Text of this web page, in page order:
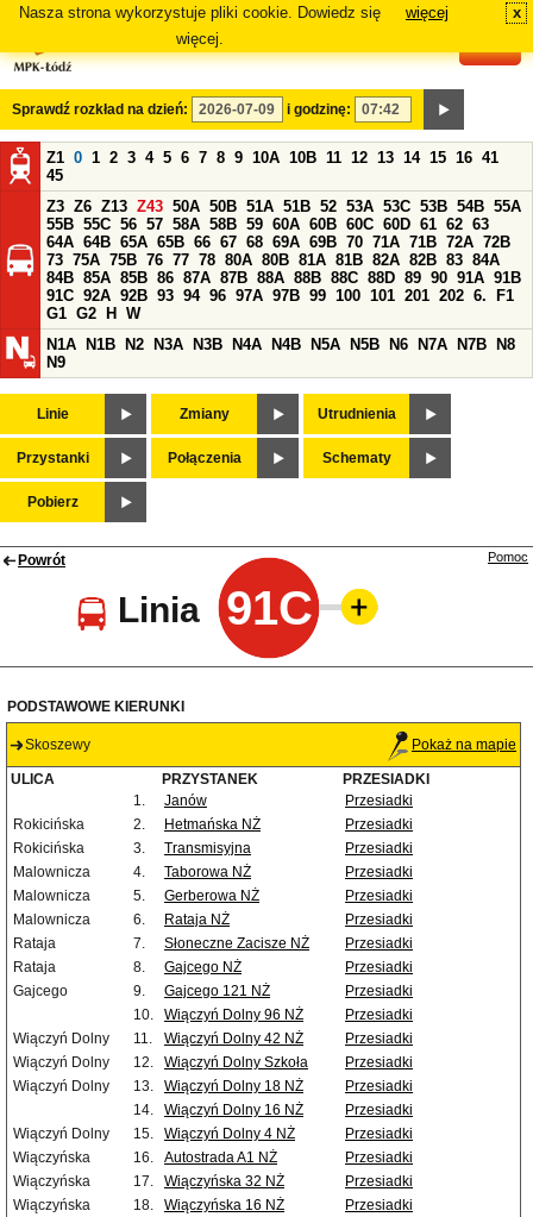
Nasza strona wykorzystuje pliki cookie. Dowiedz się
więcej.
więcej x
Sprawdź rozkład na dzień: i godzinę:
Z1 0 1 2 3 4 5 6 7 8 9 10A 10B 11 12 13 14 15 16 41
45
Z3 Z6 Z13 Z43 50A 50B 51A 51B 52 53A 53C 53B 54B 55A
55B 55C 56 57 58A 58B 59 60A 60B 60C 60D 61 62 63
64A 64B 65A 65B 66 67 68 69A 69B 70 71A 71B 72A 72B
73 75A 75B 76 77 78 80A 80B 81A 81B 82A 82B 83 84A
84B 85A 85B 86 87A 87B 88A 88B 88C 88D 89 90 91A 91B
91C 92A 92B 93 94 96 97A 97B 99 100 101 201 202 6.
F1
G1 G2 H
W
N1A
N1B N2 N3A N3B N4A N4B N5A N5B N6 N7A N7B
N8
N9
Linie Zmiany Utrudnienia
Przystanki Połączenia Schematy
Pobierz
Powrót
Linia 91C
Pomoc
PODSTAWOWE KIERUNKI
Skoszewy Pokaż na mapie
ULICA PRZYSTANEK
PRZESIADKI
1.
Janów
Przesiadki
Rokicińska
2. Hetmańska NŻ
Przesiadki
Rokicińska
3. Transmisyjna
Przesiadki
Malownicza
4. Taborowa NŻ
Przesiadki
Malownicza
5. Gerberowa NŻ
Przesiadki
Malownicza
6. Rataja NŻ
Przesiadki
Rataja
7. Słoneczne Zacisze NŻ
Przesiadki
Rataja
8. Gajcego NŻ
Przesiadki
Gajcego
9. Gajcego 121 NŻ
Przesiadki
10.
Wiączyń Dolny 96 NŻ
Przesiadki
Wiączyń Dolny
11. Wiączyń Dolny 42 NŻ
Przesiadki
Wiączyń Dolny
12. Wiączyń Dolny Szkoła
Przesiadki
Wiączyń Dolny
13. Wiączyń Dolny 18 NŻ
Przesiadki
14.
Wiączyń Dolny 16 NŻ
Przesiadki
Wiączyń Dolny
15. Wiączyń Dolny 4 NŻ
Przesiadki
Wiączyńska
16. Autostrada A1 NŻ
Przesiadki
Wiączyńska
17. Wiączyńska 32 NŻ
Przesiadki
Wiączyńska
18. Wiączyńska 16 NŻ
Przesiadki